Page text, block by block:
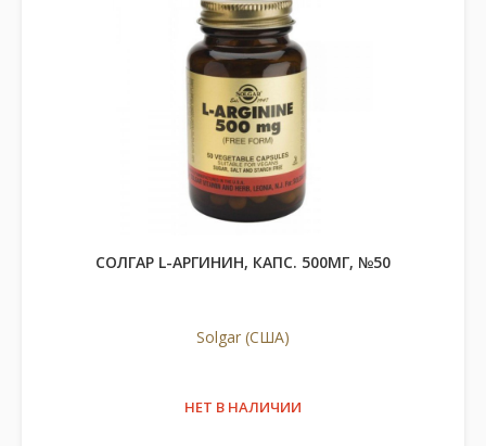
СОЛГАР L-АРГИНИН, КАПС. 500МГ, №50
Solgar (США)
НЕТ В НАЛИЧИИ